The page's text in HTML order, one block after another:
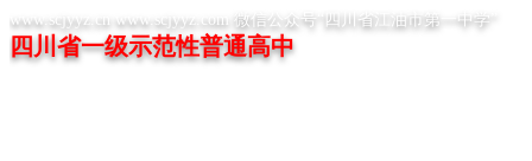
www.scjyyz.cn www.scjyyz.com 微信公众号“四川省江油市第一中学”
四川省一级示范性普通高中